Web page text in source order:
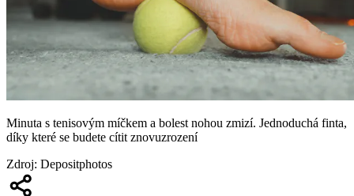
Minuta s tenisovým míčkem a bolest nohou zmizí. Jednoduchá finta,
díky které se budete cítit znovuzrození
Zdroj: Depositphotos